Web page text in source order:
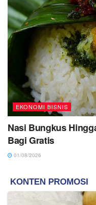
EKONOMI BISNIS
Nasi Bungkus
Bagi Gratis
01/08/2026